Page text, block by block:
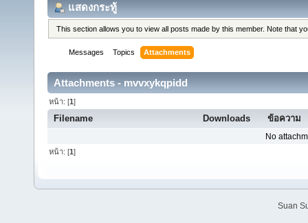
แสดงกระทู้
This section allows you to view all posts made by this member. Note that
Messages Topics Attachments
Attachments - mvvxykqpidd
หน้า: [1]
Filename Downloads ข้อความ
No
หน้า: [1]
Suan